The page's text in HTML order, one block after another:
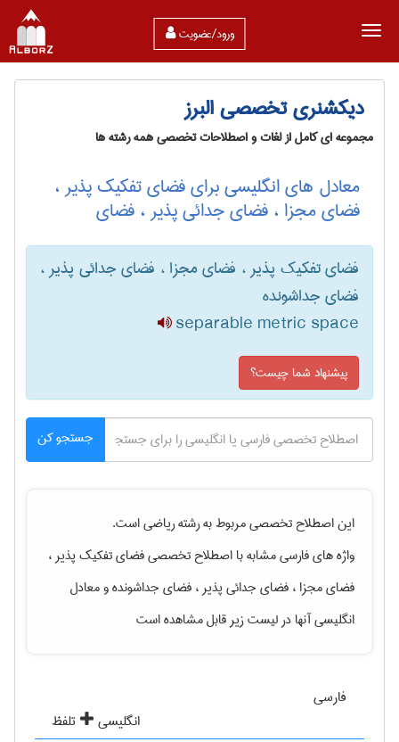
ورود/عضویت
دیکشنری تخصصی البرز
مجموعه ای کامل از لغات و اصطلاحات تخصصی همه رشته ها
معادل های انگلیسی برای فضای تفکیک پذیر ،
فضای مجزا ، فضای جدائی پذیر ، فضای
فضای تفکیک پذیر ، فضای مجزا ، فضای جدائی پذیر ،
فضای جداشونده
separable metric space
پیشنهاد شما چیست؟
جستجو کن
این اصطلاح تخصصی مربوط به رشتهرياضیاست.
واژه های فارسی مشابه با اصطلاح تخصصیفضای تفکیک پذیر ،
فضای مجزا ، فضای جدائی پذیر ، فضای جداشوندهو معادل
انگلیسی آنها در لیست زیر قابل مشاهده است
فارسی
انگلیسی
تلفظ